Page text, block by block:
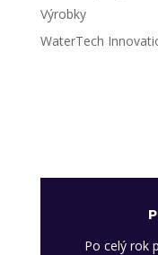
Výrobky
WaterTech
Po celý rok